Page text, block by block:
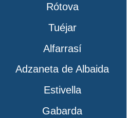
Rótova
Tuéjar
Alfarrasí
Adzaneta de Albaida
Estivella
Gabarda